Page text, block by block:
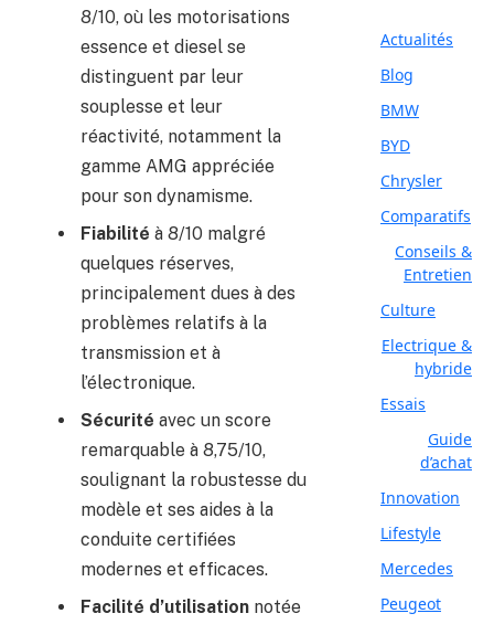
8/10, où les motorisations
essence et diesel se
distinguent par leur
souplesse et leur
réactivité, notamment la
gamme AMG appréciée
pour son dynamisme.
Fiabilité à 8/10 malgré
quelques réserves,
principalement dues à des
problèmes relatifs à la
transmission et à
l’électronique.
Sécurité avec un score
remarquable à 8,75/10,
soulignant la robustesse du
modèle et ses aides à la
conduite certifiées
modernes et efficaces.
Facilité d’utilisation notée
Actualités
Blog
BMW
BYD
Chrysler
Comparatifs
Conseils &
Entretien
Culture
Electrique &
hybride
Essais
Guide
d’achat
Innovation
Lifestyle
Mercedes
Peugeot